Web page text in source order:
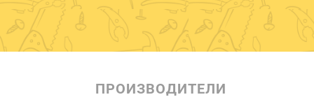
ПРОИЗВОДИТЕЛИ